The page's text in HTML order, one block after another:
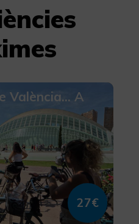
València... A
27€